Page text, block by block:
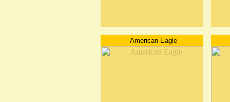
American Eagle